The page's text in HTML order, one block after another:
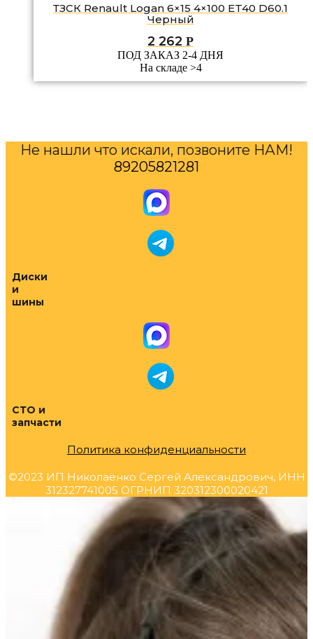
ТЗСК Renault Logan 6×15 4×100 ET40 D60.1
Черный
2 262 Р
ПОД ЗАКАЗ 2-4 ДНЯ
На складе >4
Не нашли что искали, позвоните НАМ!
89205821281
Диски
и
шины
СТО и
запчасти
Политика конфиденциальности
©2023 ИП Николаенко Сергей Александрович, ИНН
312327741005 ОГРНИП 320312300020421